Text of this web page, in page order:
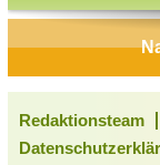
Redaktionsteam